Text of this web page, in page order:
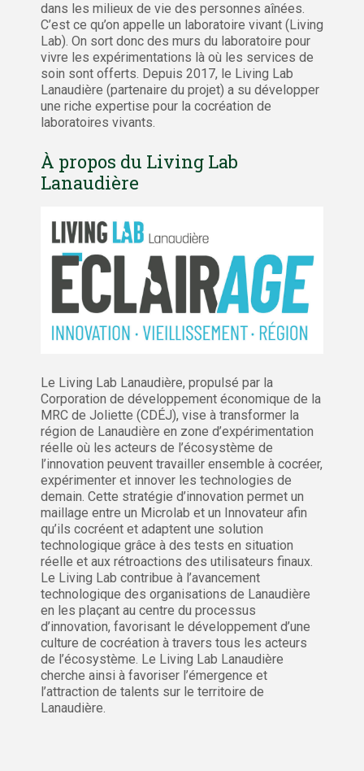
dans les milieux de vie des personnes aînées.
C’est ce qu’on appelle un laboratoire vivant (Living
Lab). On sort donc des murs du laboratoire pour
vivre les expérimentations là où les services de
soin sont offerts. Depuis 2017, le Living Lab
Lanaudière (partenaire du projet) a su développer
une riche expertise pour la cocréation de
laboratoires vivants.
À propos du Living Lab
Lanaudière
Le Living Lab Lanaudière, propulsé par la
Corporation de développement économique de la
MRC de Joliette (CDÉJ), vise à transformer la
région de Lanaudière en zone d’expérimentation
réelle où les acteurs de l’écosystème de
l’innovation peuvent travailler ensemble à cocréer,
expérimenter et innover les technologies de
demain. Cette stratégie d’innovation permet un
maillage entre un Microlab et un Innovateur afin
qu’ils cocréent et adaptent une solution
technologique grâce à des tests en situation
réelle et aux rétroactions des utilisateurs finaux.
Le Living Lab contribue à l’avancement
technologique des organisations de Lanaudière
en les plaçant au centre du processus
d’innovation, favorisant le développement d’une
culture de cocréation à travers tous les acteurs
de l’écosystème. Le Living Lab Lanaudière
cherche ainsi à favoriser l’émergence et
l’attraction de talents sur le territoire de
Lanaudière.